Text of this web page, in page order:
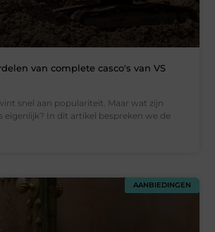
van complete casco's van VS
snel aan populariteit. Maar wat zijn
eigenlijk? In dit artikel bespreken we de
AANBIEDINGEN